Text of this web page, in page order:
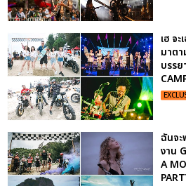
เฮ จ
มาตา
บรรย
ฉันจ
งาน
A